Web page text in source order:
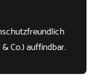
Co.) auffindbar.